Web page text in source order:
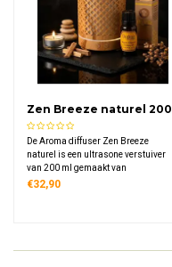
Zen Breeze naturel 200
ml
De Aroma diffuser Zen Breeze
naturel is een ultrasone verstuiver
van 200 ml gemaakt van
polypropyleen. Met 7-kleuren LED-
€32,90